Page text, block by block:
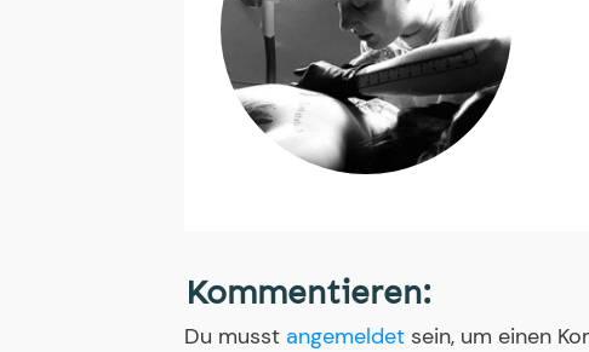
Kommentieren:
Du musst angemeldet sein, um einen